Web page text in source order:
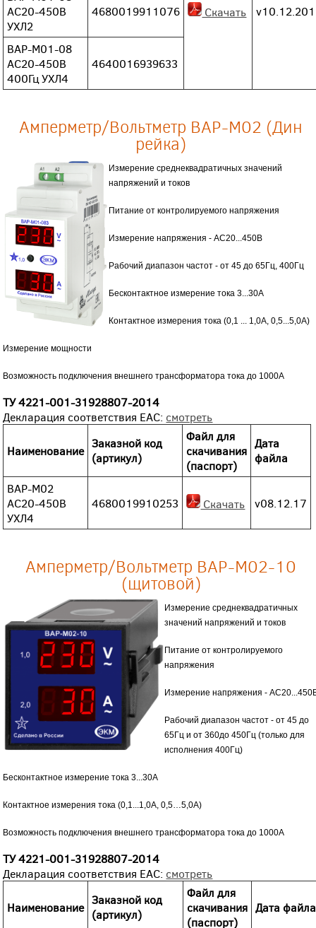
Скачать
АС20-450В
УХЛ2
4680019911076
ВАР-М01-08
АС20-450В
400Гц УХЛ4
4640016939633
Амперметр/Вольтметр ВАР-М02 (Дин
рейка)
Измерение среднеквадратичных значений
напряжений и токов
Питание от контролируемого напряжения
Измерение напряжения - АС20...450В
Рабочий диапазон частот - от 45 до 65Гц, 400Гц
Бесконтактное измерение тока 3...30А
Контактное измерения тока (0,1 ... 1,0А, 0,5...5,0А)
Измерение мощности
Возможность подключения внешнего трансформатора тока до 1000А
ТУ4221-001-31928807-2014
Декларация соответствия EAC: смотреть
Наименование
Заказной код
(артикул)
Файл для
скачивания
(паспорт)
Дата
файла
ВАР-М02
АС20-450В
УХЛ4
4680019910253 Скачать v08.12.17
Амперметр/Вольтметр ВАР-М02-10
(щитовой)
Измерение среднеквадратичных
значений напряжений и токов
Питание от контролируемого
напряжения
Измерение напряжения -
Рабочий диапазон частот - от 45 до
65Гц и от 360до 450Гц (только для
исполнения 400Гц)
Бесконтактное измерение тока 3...30А
Контактное измерения тока (0,1...1,0А, 0,5…5,0А)
Возможность подключения внешнего трансформатора тока до 1000А
ТУ4221-001-31928807-2014
Декларация соответствия EAC: смотреть
Наименование
Заказной код
(артикул)
Файл для
скачивания
(паспорт)
Дата файла